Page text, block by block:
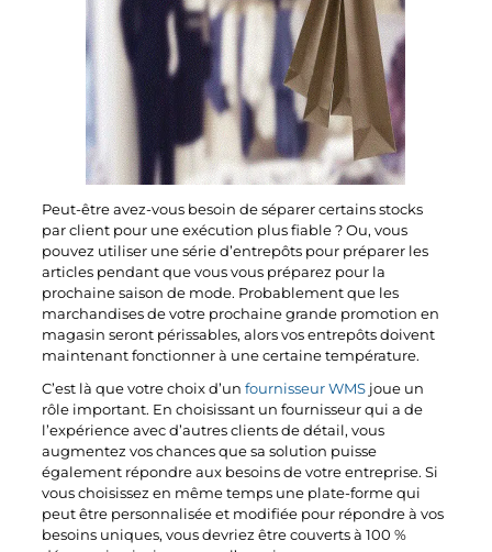
Peut-être avez-vous besoin de séparer certains stocks
par client pour une exécution plus fiable ? Ou, vous
pouvez utiliser une série d’entrepôts pour préparer les
articles pendant que vous vous préparez pour la
prochaine saison de mode. Probablement que les
marchandises de votre prochaine grande promotion en
magasin seront périssables, alors vos entrepôts doivent
maintenant fonctionner à une certaine température.
C’est là que votre choix d’unfournisseur WMS joue un
rôle important. En choisissant un fournisseur qui a de
l’expérience avec d’autres clients de détail, vous
augmentez vos chances que sa solution puisse
également répondre aux besoins de votre entreprise. Si
vous choisissez en même temps une plate-forme qui
peut être personnalisée et modifiée pour répondre à vos
besoins uniques, vous devriez être couverts à 100 %